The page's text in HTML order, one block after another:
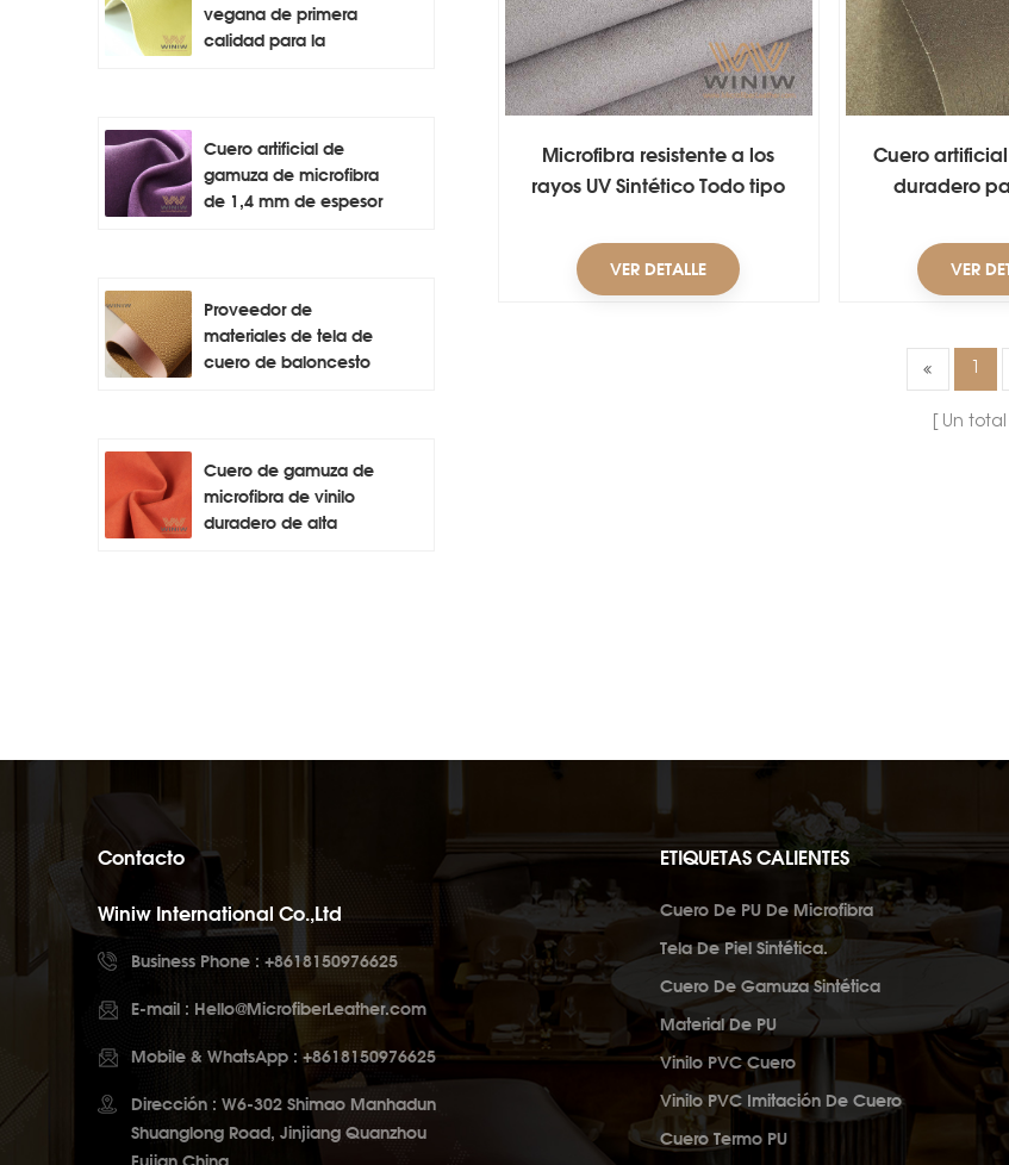
Microfibra resistente a los
rayos UV Sintético Todo tipo
revestimiento de zapatos
VER DETALLE
Cuero
duradero
VER
1
Un
vegana de primera
calidad para la
Cuero artificial de
gamuza de microfibra
de 1,4 mm de espesor
Proveedor de
materiales de tela de
cuero de baloncesto
Cuero de gamuza de
microfibra de vinilo
duradero de alta
Contacto
Winiw International Co.,Ltd
Business Phone : +8618150976625
E-mail : Hello@MicrofiberLeather.com
Mobile & WhatsApp : +8618150976625
Dirección : W6-302 Shimao Manhadun
Shuanglong Road, Jinjiang Quanzhou
ETIQUETAS CALIENTES
Cuero De PU De Microfibra
Tela De Piel Sintética.
Cuero De Gamuza Sintética
Material De PU
Vinilo PVC Cuero
Vinilo PVC Imitación De Cuero
Cuero Termo PU